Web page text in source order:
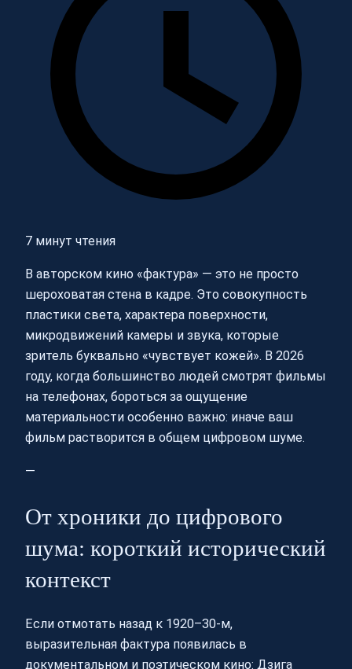
7 минут чтения
В авторском кино «фактура» — это не просто
шероховатая стена в кадре. Это совокупность
пластики света, характера поверхности,
микродвижений камеры и звука, которые
зритель буквально «чувствует кожей». В 2026
году, когда большинство людей смотрят фильмы
на телефонах, бороться за ощущение
материальности особенно важно: иначе ваш
фильм растворится в общем цифровом шуме.
—
От хроники до цифрового
шума: короткий исторический
контекст
Если отмотать назад к 1920–30‑м,
выразительная фактура появилась в
документальном и поэтическом кино: Дзига